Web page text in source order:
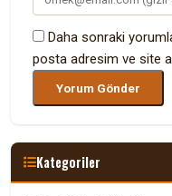
Daha sonraki
posta adresim ve site
Kategoriler